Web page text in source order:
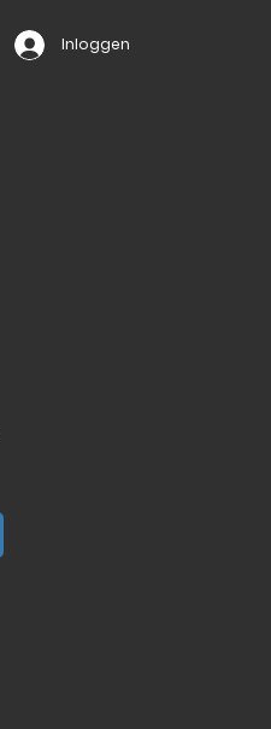
Inloggen